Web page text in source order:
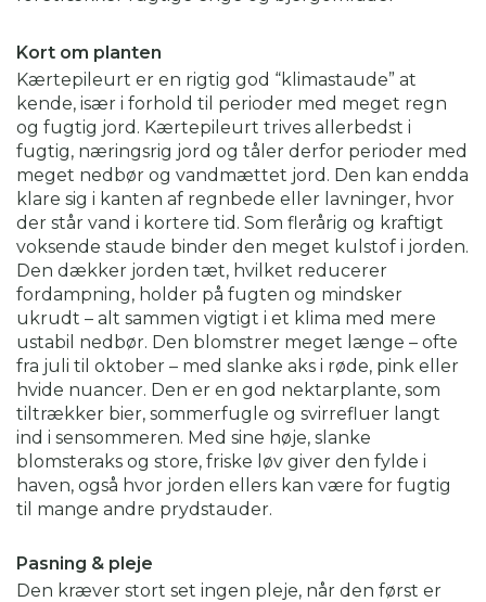
Kort om planten
Kærtepileurt er en rigtig god “klimastaude” at
kende, især i forhold til perioder med meget regn
og fugtig jord. Kærtepileurt trives allerbedst i
fugtig, næringsrig jord og tåler derfor perioder med
meget nedbør og vandmættet jord. Den kan endda
klare sig i kanten af regnbede eller lavninger, hvor
der står vand i kortere tid. Som flerårig og kraftigt
voksende staude binder den meget kulstof i jorden.
Den dækker jorden tæt, hvilket reducerer
fordampning, holder på fugten og mindsker
ukrudt – alt sammen vigtigt i et klima med mere
ustabil nedbør. Den blomstrer meget længe – ofte
fra juli til oktober – med slanke aks i røde, pink eller
hvide nuancer. Den er en god nektarplante, som
tiltrækker bier, sommerfugle og svirrefluer langt
ind i sensommeren. Med sine høje, slanke
blomsteraks og store, friske løv giver den fylde i
haven, også hvor jorden ellers kan være for fugtig
til mange andre prydstauder.
Pasning & pleje
Den kræver stort set ingen pleje, når den først er